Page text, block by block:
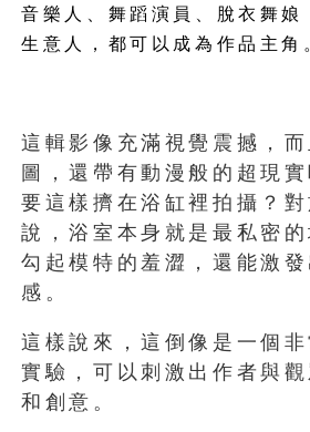
音樂人、舞蹈演員、脫衣舞娘
生意人，都可以成為作品主角
這輯影像充滿視覺震撼，
圖，還帶有動漫般的超現
要這樣擠在浴缸裡拍攝？
說，浴室本身就是最私密
勾起模特的羞澀，還能激
感。
這樣說來，這倒像是一個
實驗，可以刺激出作者與
和創意。